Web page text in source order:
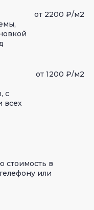
от 2200 ₽/м2
с
всех
от 1200 ₽/м2
стоимость в
или